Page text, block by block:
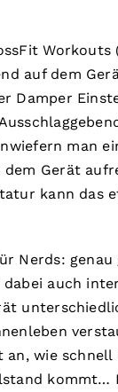
Workouts
auf dem
Damper
man
dem Gerät
kann das
Nerds:
auch
an, wie schnell
kommt…